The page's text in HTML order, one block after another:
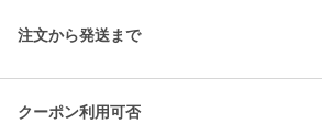
注文から発送まで
クーポン利用可否